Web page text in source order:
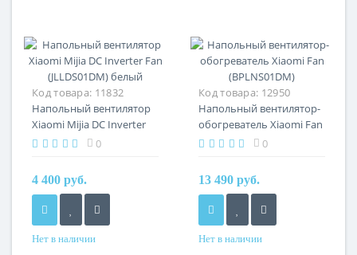
Код товара: 11832
Напольный вентилятор
Xiaomi Mijia DC Inverter
Fan (JLLDS01DM) белый
0
4 400 руб.
Нет в наличии
Код товара: 12950
Напольный вентилятор-
обогреватель Xiaomi Fan
(BPLNS01DM)0
13 490 руб.
Нет в наличии